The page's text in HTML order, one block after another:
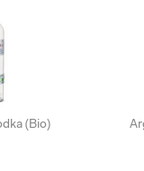
(Bio)